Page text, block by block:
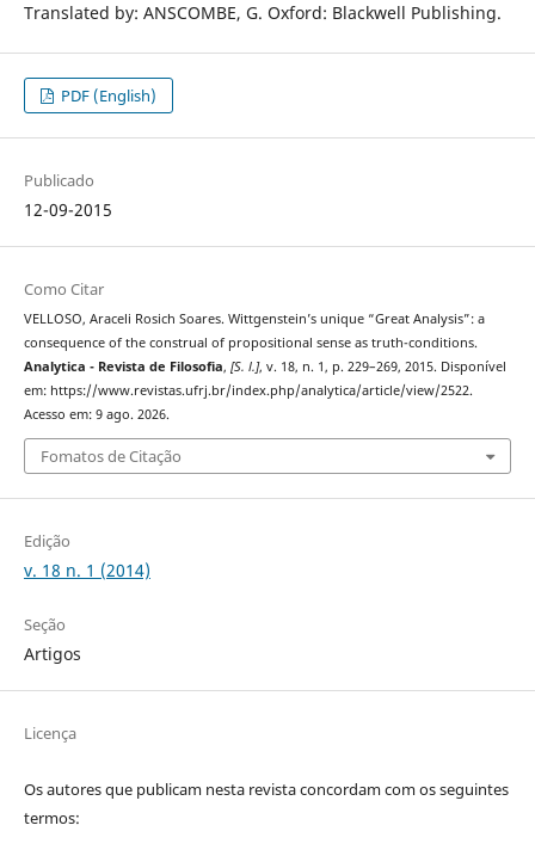
Translated by: ANSCOMBE, G. Oxford: Blackwell Publishing.
PDF (English)
Publicado
12-09-2015
Como Citar
VELLOSO, Araceli Rosich Soares. Wittgenstein’s unique “Great Analysis”: a
consequence of the construal of propositional sense as truth-conditions.
Analytica - Revista de Filosofia, [S. l.], v. 18, n. 1, p. 229–269, 2015. Disponível
em: https://www.revistas.ufrj.br/index.php/analytica/article/view/2522.
Acesso em: 9 ago. 2026.
Fomatos de Citação
Edição
v. 18 n. 1 (2014)
Seção
Artigos
Licença
Os autores que publicam nesta revista concordam com os seguintes
termos: